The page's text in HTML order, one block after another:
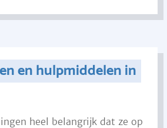
en hulpmiddelen in
heel belangrijk dat ze op